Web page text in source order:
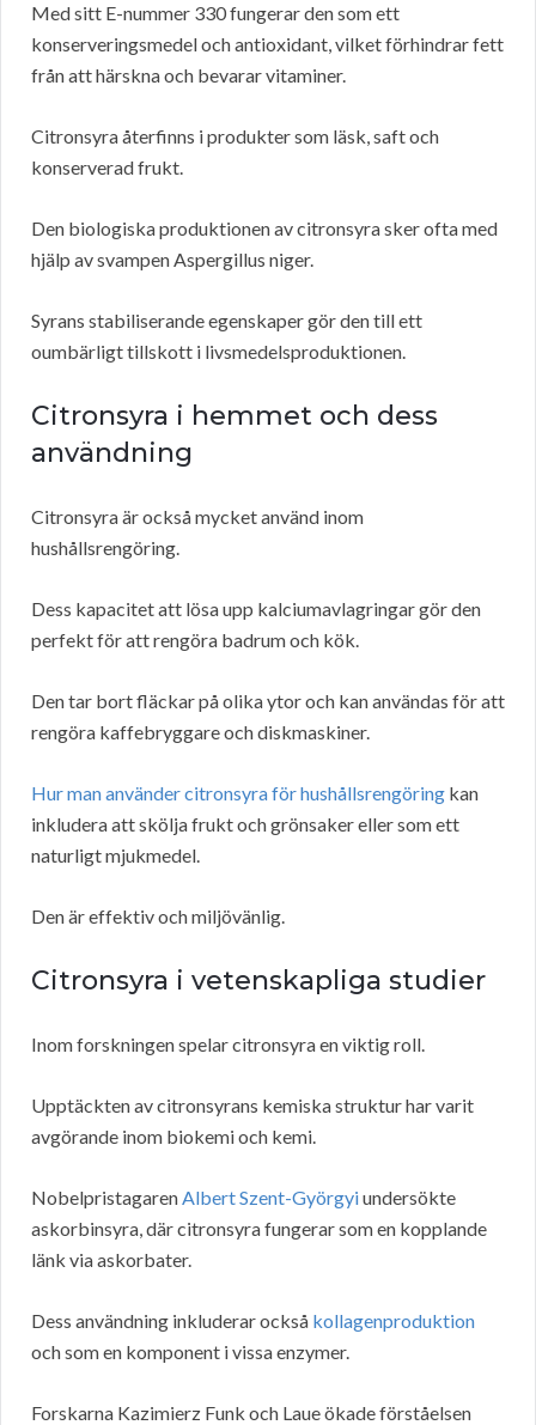
Med sitt E-nummer 330 fungerar den som ett
konserveringsmedel och antioxidant, vilket förhindrar fett
från att härskna och bevarar vitaminer.
Citronsyra återfinns i produkter som läsk, saft och
konserverad frukt.
Den biologiska produktionen av citronsyra sker ofta med
hjälp av svampen Aspergillus niger.
Syrans stabiliserande egenskaper gör den till ett
oumbärligt tillskott i livsmedelsproduktionen.
Citronsyra i hemmet och dess
användning
Citronsyra är också mycket använd inom
hushållsrengöring.
Dess kapacitet att lösa upp kalciumavlagringar gör den
perfekt för att rengöra badrum och kök.
Den tar bort fläckar på olika ytor och kan användas för att
rengöra kaffebryggare och diskmaskiner.
Hur man använder citronsyra för hushållsrengöring kan
inkludera att skölja frukt och grönsaker eller som ett
naturligt mjukmedel.
Den är effektiv och miljövänlig.
Citronsyra i vetenskapliga studier
Inom forskningen spelar citronsyra en viktig roll.
Upptäckten av citronsyrans kemiska struktur har varit
avgörande inom biokemi och kemi.
NobelpristagarenAlbert Szent-Györgyiundersökte
askorbinsyra, där citronsyra fungerar som en kopplande
länk via askorbater.
Dess användning inkluderar också kollagenproduktion
och som en komponent i vissa enzymer.
Forskarna Kazimierz Funk och Laue ökade förståelsen